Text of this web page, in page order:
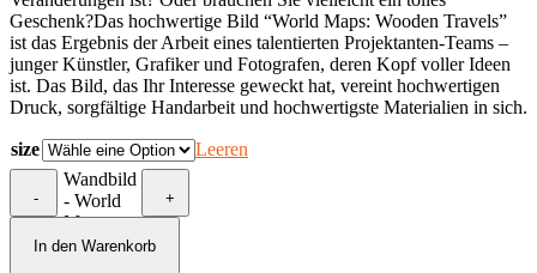
Geschenk?Das hochwertige Bild “World Maps: Wooden Travels”
ist das Ergebnis der Arbeit eines talentierten Projektanten-Teams –
junger Künstler, Grafiker und Fotografen, deren Kopf voller Ideen
ist. Das Bild, das Ihr Interesse geweckt hat, vereint hochwertigen
Druck, sorgfältige Handarbeit und hochwertigste Materialien in sich.
size Leeren
-
Wandbild
- World
Maps:
Wooden
+
In den Warenkorb